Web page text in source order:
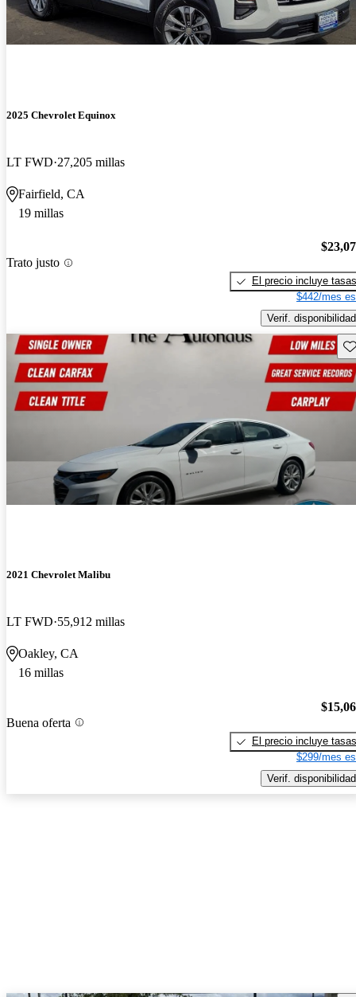
2025 Chevrolet Equinox
LT FWD 27,205 millas
Fairfield, CA
19 millas
Trato justo
El precio incluye tasas
$442/mes
Verif. disponibilidad
2021 Chevrolet Malibu
LT FWD 55,912 millas
Oakley, CA
16 millas
Buena oferta
El precio incluye tasas
$299/mes
Verif. disponibilidad